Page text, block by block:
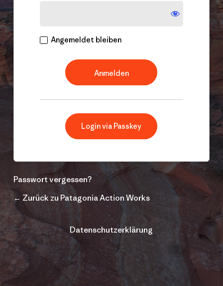
Angemeldet bleiben
Login via Passkey
Passwort vergessen?
← Zurück zu Patagonia Action Works
Datenschutzerklärung